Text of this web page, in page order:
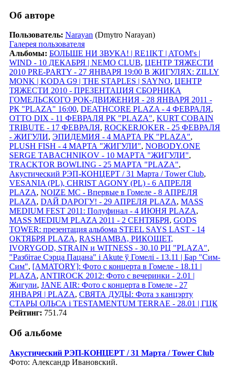
Об авторе
Пользователь: Narayan (Dmytro Narayan)
Галерея пользователя
Альбомы: БОЛЬШЕ НИ ЗВУКА! | RE1IKT | ATOM's |
WIND - 10 ДЕКАБРЯ | NEMO CLUB, ЦЕНТР ТЯЖЕСТИ
2010 PRE-PARTY - 27 ЯНВАРЯ 19:00 В ЖИГУЛЯХ: ZILLY
MONK | KODA G9 | THE STAPLES | SAYNO, ЦЕНТР
ТЯЖЕСТИ 2010 - ПРЕЗЕНТАЦИЯ СБОРНИКА
ГОМЕЛЬСКОГО РОК-ДВИЖЕНИЯ - 28 ЯНВАРЯ 2011 -
РК "PLAZA" 16:00, DEATHCORE PLAZA - 4 ФЕВРАЛЯ,
OTTO DIX - 11 ФЕВРАЛЯ РК "PLAZA", KURT COBAIN
TRIBUTE - 17 ФЕВРАЛЯ, ROCKERJOKER - 25 ФЕВРАЛЯ
- ЖИГУЛИ, ЭПИДЕМИЯ - 4 МАРТА РК "PLAZA",
PLUSH FISH - 4 МАРТА "ЖИГУЛИ", NOBODY.ONE
SERGE TABACHNIKOV - 10 МАРТА "ЖИГУЛИ",
TRACKTOR BOWLING - 25 МАРТА "PLAZA",
Акустический РЭП-КОНЦЕРТ / 31 Марта / Tower Club,
VESANIA (PL), CHRIST AGONY (PL) - 6 АПРЕЛЯ
PLAZA, NOIZE MC - Впервые в Гомеле - 8 АПРЕЛЯ
PLAZA, DАЙ DАРОГУ! - 29 АПРЕЛЯ PLAZA, MASS
MEDIUM FEST 2011: Полуфинал - 4 ИЮНЯ PLAZA,
MASS MEDIUM PLAZA 2011 - 2 СЕНТЯБРЯ, GODS
TOWER: презентация альбома STEEL SAYS LAST - 14
ОКТЯБРЯ PLAZA, RASHAMBA, РИКОШЕТ,
IVORYGOD, STRAIN и WITNESS - 30.10 РЦ "PLAZA",
"Разбітае Сэрца Пацана" і Akute ў Гомелi - 13.11 | Бар "Сим-
Сим", [AMATORY]: Фото с концерта в Гомеле - 18.11 |
PLAZA, ANTIROCK 2012: Фото с вечеринки - 2.01 |
Жигули, JANE AIR: Фото с концерта в Гомеле - 27
ЯНВАРЯ | PLAZA, СВЯТА ДУДЫ: Фота з канцэрту
СТАРЫ ОЛЬСА i TESTAMENTUM TERRAE - 28.01 | ГЦК
Рейтинг: 751.74
Об альбоме
Акустический РЭП-КОНЦЕРТ / 31 Марта / Tower Club
Фото: Александр Ивановский.